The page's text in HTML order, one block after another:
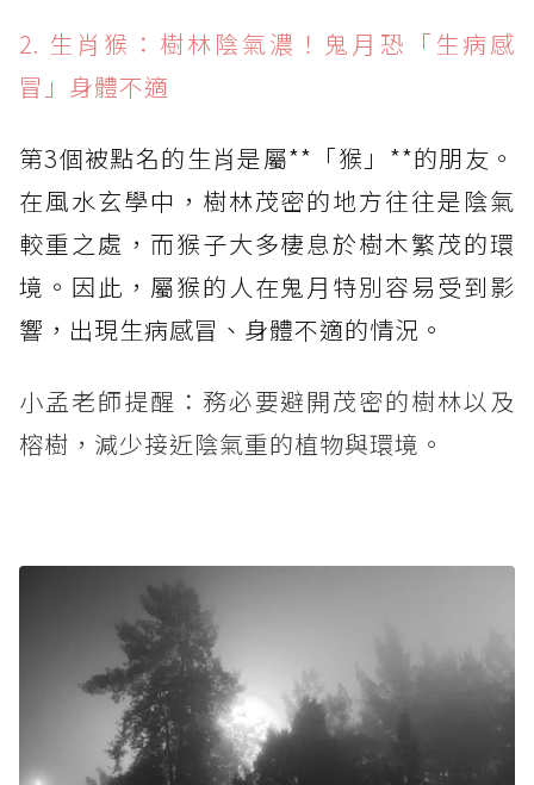
2. 生肖猴：樹林陰氣濃！鬼月恐「生病感
冒」身體不適
第3個被點名的生肖是屬**「猴」**的朋友。
在風水玄學中，樹林茂密的地方往往是陰氣
較重之處，而猴子大多棲息於樹木繁茂的環
境。因此，屬猴的人在鬼月特別容易受到影
響，出現生病感冒、身體不適的情況。
小孟老師提醒：務必要避開茂密的樹林以及
榕樹，減少接近陰氣重的植物與環境。